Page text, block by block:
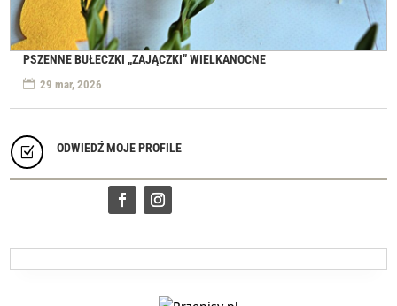
PSZENNE BUŁECZKI „ZAJĄCZKI” WIELKANOCNE
29 mar, 2026
Z ODWIEDŹ MOJE PROFILE